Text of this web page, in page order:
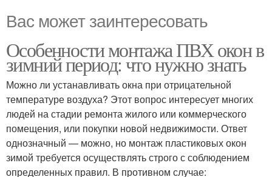
Вас может заинтересовать
Особенности монтажа ПВХ окон в
зимний период: что нужно знать
Можно ли устанавливать окна при отрицательной
температуре воздуха? Этот вопрос интересует многих
людей на стадии ремонта жилого или коммерческого
помещения, или покупки новой недвижимости. Ответ
однозначный — можно, но монтаж пластиковых окон
зимой требуется осуществлять строго с соблюдением
определенных правил. В противном случае: